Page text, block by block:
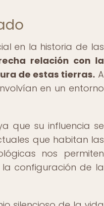
en la historia de las
relación con la
de estas tierras. A
en un entorno
que su influencia se
que habitan las
nos permiten
configuración de la